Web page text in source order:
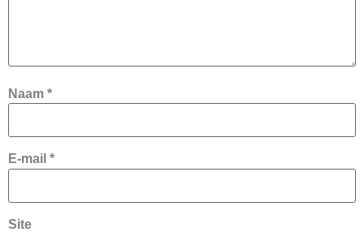
Naam *
E-mail *
Site